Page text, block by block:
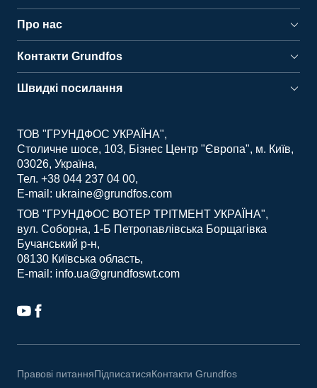
Про нас
Контакти Grundfos
Швидкі посилання
ТОВ "ГРУНДФОС УКРАЇНА"
Столичне шосе, 103, Бізнес Центр "Європа", м. Київ,
03026, Україна
Тел. +38 044 237 04 00
E-mail: ukraine@grundfos.com
ТОВ "ГРУНДФОС ВОТЕР ТРІТМЕНТ УКРАЇНА"
вул. Соборна, 1-Б Петропавлівська Борщагівка
Бучанський р-н
08130 Київська область
E-mail: info.ua@grundfoswt.com
Правові питанняПідписатисяКонтакти Grundfos